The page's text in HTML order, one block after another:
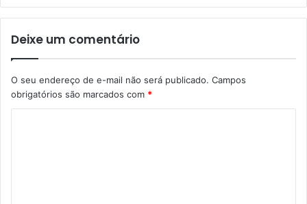
Deixe um comentário
O seu endereço de e-mail não será publicado. Campos
obrigatórios são marcados com *